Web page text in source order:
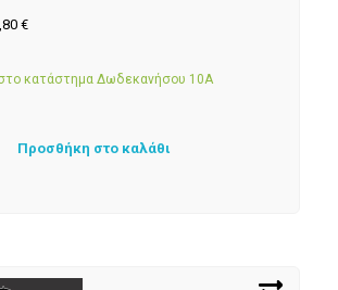
€
στο κατάστημα Δωδεκανήσου 10Α
Προσθήκη στο καλάθι